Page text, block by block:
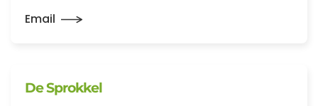
Email
De Sprokkel